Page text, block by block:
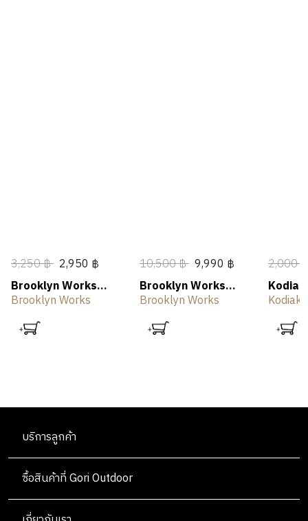
3,250 ฿ 2,950 ฿
Brooklyn Works
Camping Torch
Brooklyn Works
10,500 ฿ 9,990 ฿
Brooklyn Works
Plate Burner
Brooklyn Works
2,000
Stove
Kodiak
บริการลูกค้า
ซื้อสินค้าที่ Gori Outdoor